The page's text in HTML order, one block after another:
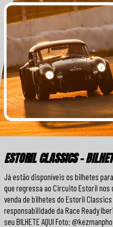
ESTORIL CLASSICS –
Já estão disponíveis os bilhetes para
que regressa ao Circuito Estoril nos
venda de bilhetes do Estoril
responsabilidade da Race Ready
seu BILHETE AQUI Foto: